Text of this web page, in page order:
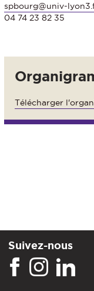
spbourg@univ-
04 74 23 82 35
Télécharger
Suivez-nous